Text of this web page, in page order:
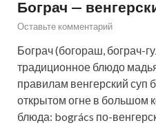
Бограч —
Оставьте комментарий
Бограч (богораш, бограч-
традиционное блюдо
правилам венгерский суп
открытом огне в большом
блюда: bogrács по-